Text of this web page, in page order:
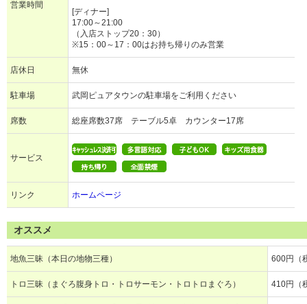
営業時間
[ディナー]
17:00～21:00
（入店ストップ20：30）
※15：00～17：00はお持ち帰りのみ営業
店休日 無休
駐車場 武岡ピュアタウンの駐車場をご利用ください
席数 総座席数37席 テーブル5卓 カウンター17席
サービス
リンク ホームページ
オススメ
地魚三昧（本日の地物三種） 600円（
トロ三昧（まぐろ腹身トロ・トロサーモン・トロトロまぐろ） 410円（